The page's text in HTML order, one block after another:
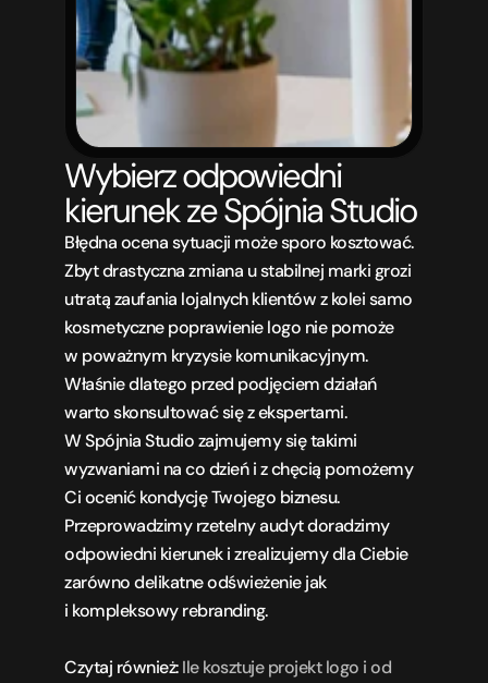
Wybierz odpowiedni
kierunek ze Spójnia Studio
Błędna ocena sytuacji może sporo kosztować.
Zbyt drastyczna zmiana u stabilnej marki grozi
utratą zaufania lojalnych klientów z kolei samo
kosmetyczne poprawienie logo nie pomoże
w poważnym kryzysie komunikacyjnym.
Właśnie dlatego przed podjęciem działań
warto skonsultować się z ekspertami.
W Spójnia Studio zajmujemy się takimi
wyzwaniami na co dzień i z chęcią pomożemy
Ci ocenić kondycję Twojego biznesu.
Przeprowadzimy rzetelny audyt doradzimy
odpowiedni kierunek i zrealizujemy dla Ciebie
zarówno delikatne odświeżenie jak
i kompleksowy rebranding.
Czytaj również: Ile kosztuje projekt logo i od